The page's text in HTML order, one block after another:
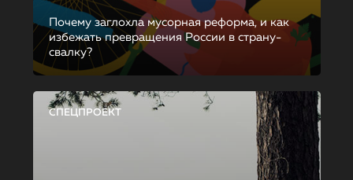
Почему заглохла мусорная реформа, и как
избежать превращения России в страну-
свалку?
СПЕЦПРОЕКТ